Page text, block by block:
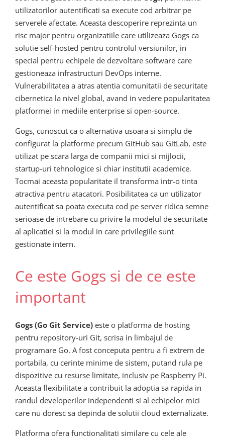
utilizatorilor autentificati sa execute cod arbitrar pe
serverele afectate. Aceasta descoperire reprezinta un
risc major pentru organizatiile care utilizeaza Gogs ca
solutie self-hosted pentru controlul versiunilor, in
special pentru echipele de dezvoltare software care
gestioneaza infrastructuri DevOps interne.
Vulnerabilitatea a atras atentia comunitatii de securitate
cibernetica la nivel global, avand in vedere popularitatea
platformei in mediile enterprise si open-source.
Gogs, cunoscut ca o alternativa usoara si simplu de
configurat la platforme precum GitHub sau GitLab, este
utilizat pe scara larga de companii mici si mijlocii,
startup-uri tehnologice si chiar institutii academice.
Tocmai aceasta popularitate il transforma intr-o tinta
atractiva pentru atacatori. Posibilitatea ca un utilizator
autentificat sa poata executa cod pe server ridica semne
serioase de intrebare cu privire la modelul de securitate
al aplicatiei si la modul in care privilegiile sunt
gestionate intern.
Ce este Gogs si de ce este
important
Gogs (Go Git Service) este o platforma de hosting
pentru repository-uri Git, scrisa in limbajul de
programare Go. A fost conceputa pentru a fi extrem de
portabila, cu cerinte minime de sistem, putand rula pe
dispozitive cu resurse limitate, inclusiv pe Raspberry Pi.
Aceasta flexibilitate a contribuit la adoptia sa rapida in
randul developerilor independenti si al echipelor mici
care nu doresc sa depinda de solutii cloud externalizate.
Platforma ofera functionalitati similare cu cele ale